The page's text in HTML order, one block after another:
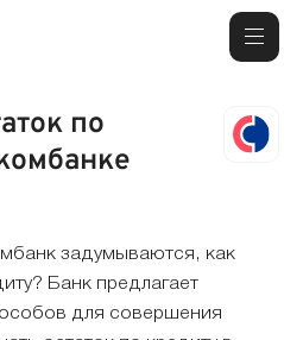
по
задумываются, как
Банк предлагает
для совершения